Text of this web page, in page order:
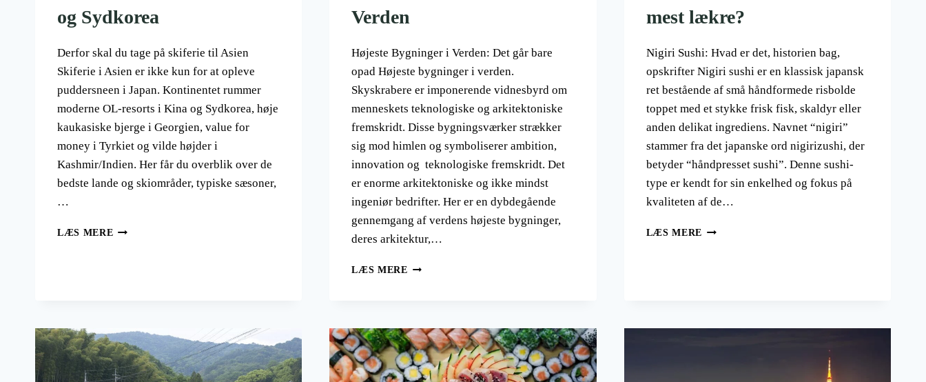
og Sydkorea
Derfor skal du tage på skiferie til Asien
Skiferie i Asien er ikke kun for at opleve
puddersneen i Japan. Kontinentet rummer
moderne OL-resorts i Kina og Sydkorea, høje
kaukasiske bjerge i Georgien, value for
money i Tyrkiet og vilde højder i
Kashmir/Indien. Her får du overblik over de
bedste lande og skiområder, typiske sæsoner,
…
LÆS MERE SKIFERIE
Verden
Højeste Bygninger i Verden: Det går bare
opad Højeste bygninger i verden.
Skyskrabere er imponerende vidnesbyrd om
menneskets teknologiske og arkitektoniske
fremskridt. Disse bygningsværker strækker
sig mod himlen og symboliserer ambition,
innovation og teknologiske fremskridt. Det
er enorme arkitektoniske og ikke mindst
ingeniør bedrifter. Her er en dybdegående
gennemgang af verdens højeste bygninger,
deres arkitektur,…
LÆS MERE HØJESTE
mest lækre?
Nigiri Sushi: Hvad er det, historien bag,
opskrifter Nigiri sushi er en klassisk japansk
ret bestående af små håndformede risbolde
toppet med et stykke frisk fisk, skaldyr eller
anden delikat ingrediens. Navnet “nigiri”
stammer fra det japanske ord nigirizushi, der
betyder “håndpresset sushi”. Denne sushi-
type er kendt for sin enkelhed og fokus på
kvaliteten af de…
LÆS MERE NIGIRI